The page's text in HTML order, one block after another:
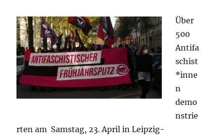
Über
500
Antifa
schist
*inne
n
demo
nstrie
rten am Samstag, 23. April in Leipzig-